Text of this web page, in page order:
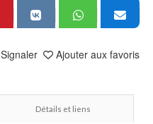
Ajouter aux favoris
Signaler
Détails et liens